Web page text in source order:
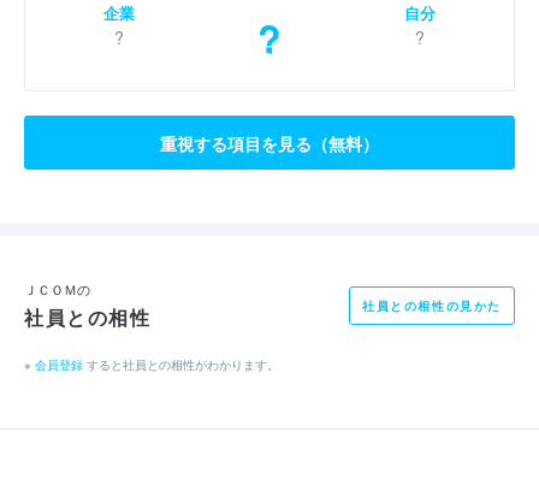
企業
? ? 自分
?
重視する項目を見る（無料）
ＪＣＯＭの
社員との相性 社員との相性の見かた
※ 会員登録 すると社員との相性がわかります。